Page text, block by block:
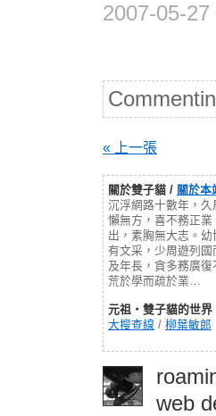
2007-05-27
« 上一張
關於雙子貓 / 關於本
沉浮網路十數年，久
懶無方，喜不務正業
出，素胸無大志。幼
有文采，少周遊列國
及年長，貪多務廣復
荒於學而疏於業…
元祖‧雙子貓的世界
大搜查線 / 柳葉敏郎
web